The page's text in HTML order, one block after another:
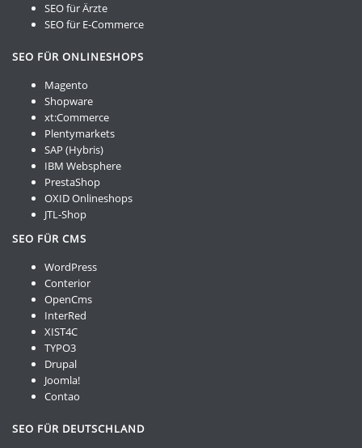
SEO für Ärzte
SEO für E-Commerce
SEO FÜR ONLINESHOPS
Magento
Shopware
xt:Commerce
Plentymarkets
SAP (Hybris)
IBM Websphere
PrestaShop
OXID Onlineshops
JTL-Shop
SEO FÜR CMS
WordPress
Conterior
OpenCms
InterRed
XIST4C
TYPO3
Drupal
Joomla!
Contao
SEO FÜR DEUTSCHLAND